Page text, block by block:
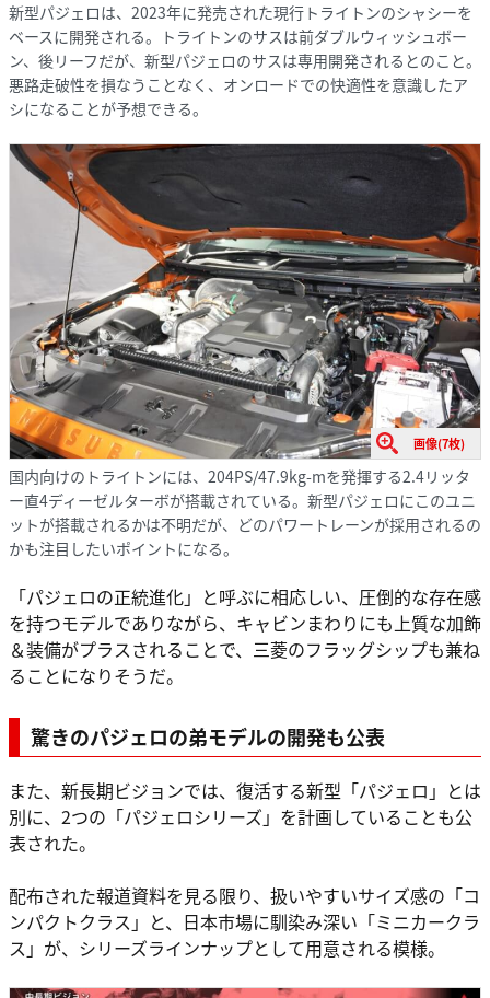
新型パジェロは、2023年に発売された現行トライトンのシャシーを
ベースに開発される。トライトンのサスは前ダブルウィッシュボー
ン、後リーフだが、新型パジェロのサスは専用開発されるとのこと。
悪路走破性を損なうことなく、オンロードでの快適性を意識したア
シになることが予想できる。
画像(7枚)
国内向けのトライトンには、204PS/47.9kg-mを発揮する2.4リッタ
ー直4ディーゼルターボが搭載されている。新型パジェロにこのユニ
ットが搭載されるかは不明だが、どのパワートレーンが採用されるの
かも注目したいポイントになる。
「パジェロの正統進化」と呼ぶに相応しい、圧倒的な存在感
を持つモデルでありながら、キャビンまわりにも上質な加飾
＆装備がプラスされることで、三菱のフラッグシップも兼ね
ることになりそうだ。
驚きのパジェロの弟モデルの開発も公表
また、新長期ビジョンでは、復活する新型「パジェロ」とは
別に、2つの「パジェロシリーズ」を計画していることも公
表された。
配布された報道資料を見る限り、扱いやすいサイズ感の「コ
ンパクトクラス」と、日本市場に馴染み深い「ミニカークラ
ス」が、シリーズラインナップとして用意される模様。